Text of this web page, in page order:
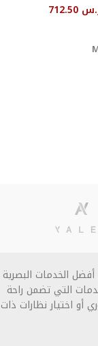
الخدمات البصرية
التي تضمن راحة
أو اختيار نظارات ذات